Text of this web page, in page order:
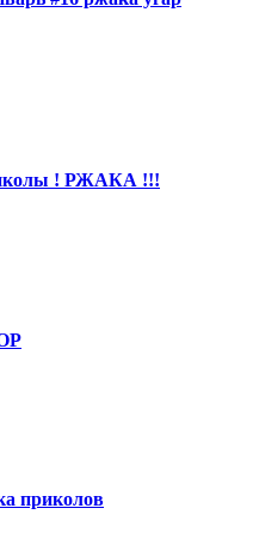
! РЖАКА !!!
приколов